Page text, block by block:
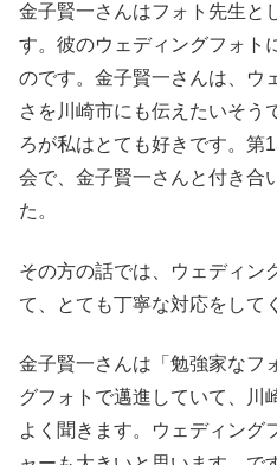
金子賢一さんはフォト先生と
す。彼のウェディングフォト
のです。金子賢一さんは、ウ
さを川崎市にも伝えたいそう
ろが私はとても好きです。第
会で、金子賢一さんと付き合
た。
その方の話では、ウェディン
て、とても丁寧な対応をして
金子賢一さんは「勉強家なフ
グフォトで邁進していて、川
よく聞きます。ウェディング